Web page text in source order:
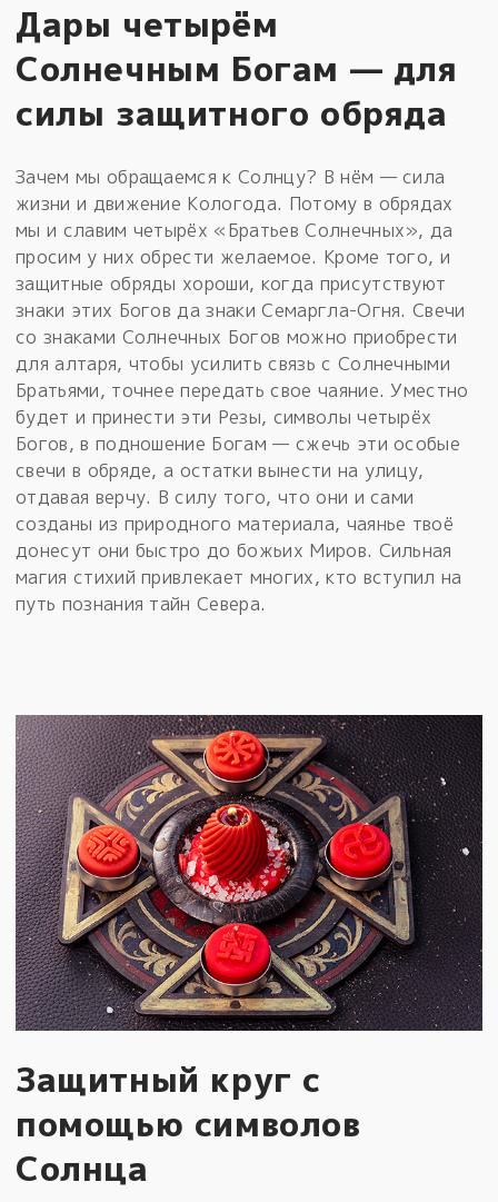
Дары четырём
Солнечным Богам — для
силы защитного обряда
Зачем мы обращаемся к Солнцу? В нём — сила
жизни и движение Кологода. Потому в обрядах
мы и славим четырёх «Братьев Солнечных», да
просим у них обрести желаемое. Кроме того, и
защитные обряды хороши, когда присутствуют
знаки этих Богов да знаки Семаргла-Огня. Свечи
со знаками Солнечных Богов можно приобрести
для алтаря, чтобы усилить связь с Солнечными
Братьями, точнее передать свое чаяние. Уместно
будет и принести эти Резы, символы четырёх
Богов, в подношение Богам — сжечь эти особые
свечи в обряде, а остатки вынести на улицу,
отдавая верчу. В силу того, что они и сами
созданы из природного материала, чаянье твоё
донесут они быстро до божьих Миров. Сильная
магия стихий привлекает многих, кто вступил на
путь познания тайн Севера.
Защитный круг с
помощью символов
Солнца